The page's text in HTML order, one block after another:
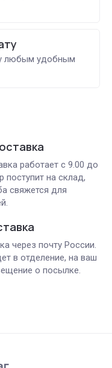
любым удобным
работает с 9.00 до
поступит на склад,
свяжется для
через почту России.
в отделение, на ваш
о посылке.